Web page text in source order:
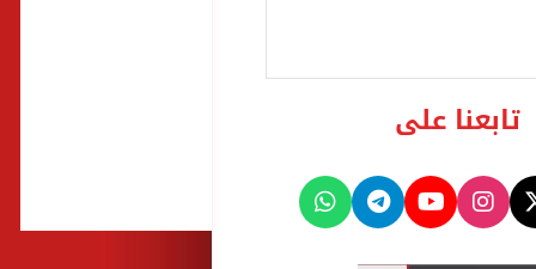
تابعنا على